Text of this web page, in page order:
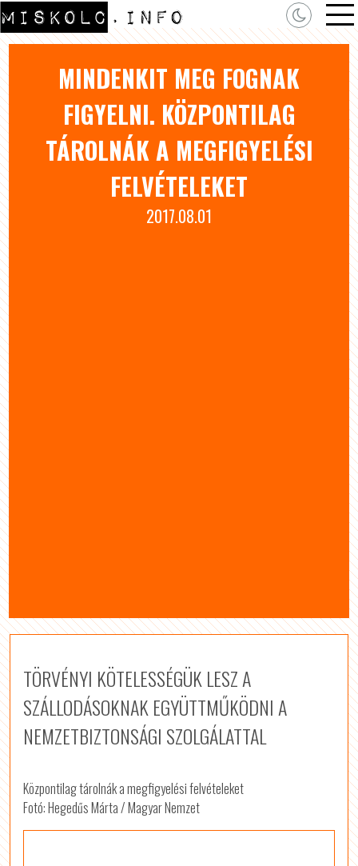
MINDENKIT MEG FOGNAK
FIGYELNI. KÖZPONTILAG
TÁROLNÁK A MEGFIGYELÉSI
FELVÉTELEKET
2017.08.01
TÖRVÉNYI KÖTELESSÉGÜK LESZ A
SZÁLLODÁSOKNAK EGYÜTTMŰKÖDNI A
NEMZETBIZTONSÁGI SZOLGÁLATTAL
Központilag tárolnák a megfigyelési felvételeket
Fotó: Hegedűs Márta / Magyar Nemzet